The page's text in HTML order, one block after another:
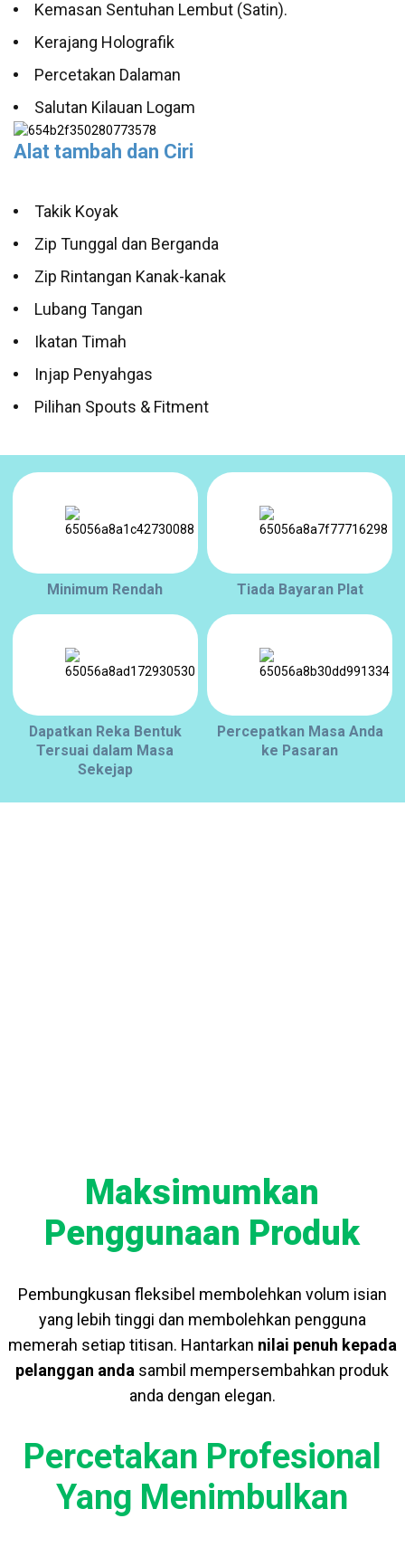
Kemasan Sentuhan Lembut (Satin).
Kerajang Holografik
Percetakan Dalaman
Salutan Kilauan Logam
Alat tambah dan Ciri
Takik Koyak
Zip Tunggal dan Berganda
Zip Rintangan Kanak-kanak
Lubang Tangan
Ikatan Timah
Injap Penyahgas
Pilihan Spouts & Fitment
Minimum Rendah Tiada Bayaran Plat
Dapatkan Reka Bentuk
Tersuai dalam Masa
Sekejap
Percepatkan Masa Anda
ke Pasaran
Maksimumkan
Penggunaan Produk
Pembungkusan fleksibel membolehkan volum isian
yang lebih tinggi dan membolehkan pengguna
memerah setiap titisan. Hantarkan nilai penuh kepada
pelanggan anda sambil mempersembahkan produk
anda dengan elegan.
Percetakan Profesional
Yang Menimbulkan